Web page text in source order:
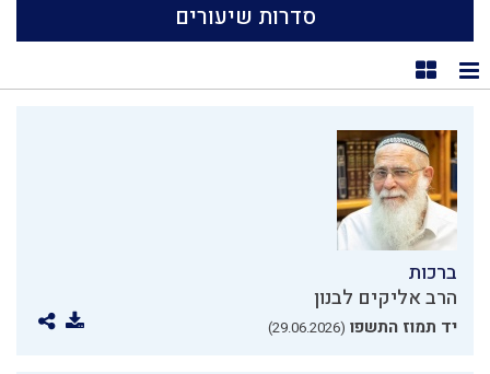
סדרות שיעורים
תצוגת רשימה
תצוגת קוביות
ברכות
הרב אליקים לבנון
יד תמוז התשפו (29.06.2026)